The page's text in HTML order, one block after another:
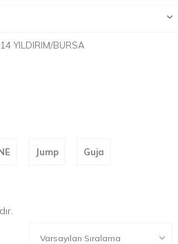
YILDIRIM/BURSA
Jump Guja